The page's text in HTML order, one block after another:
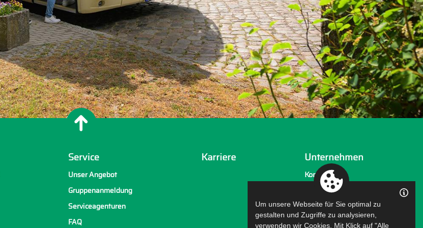
Service
Unser Angebot
Gruppenanmeldung
Serviceagenturen
FAQ
Karriere Unternehmen
Kontakt
Über uns
Fakten & Zahlen
Neuigkeiten
Um unsere Webseite für Sie optimal zu
gestalten und Zugriffe zu analysieren,
verwenden wir Cookies. Mit Klick auf "Alle